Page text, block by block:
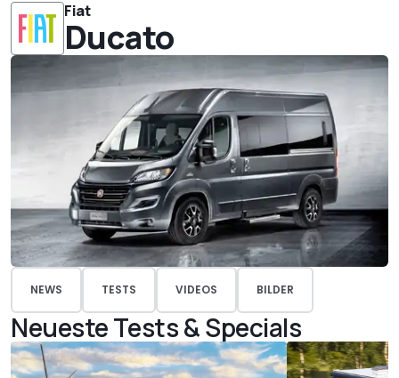
Fiat
Ducato
NEWS TESTS VIDEOS BILDER
Neueste Tests & Specials